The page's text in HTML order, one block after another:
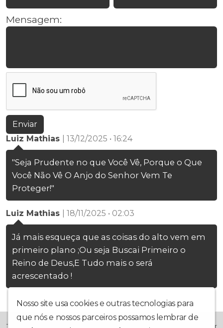
Mensagem:
Enviar
Luiz Mathias
| 13/12/2025 • 16:24
"Seja Prudente no que Você Vê, Porque o Que
Você Não Vê O Anjo do Senhor Vem Te
Proteger!"
Luiz Mathias | 18/11/2025 • 02:03
Já mais esqueça que as coisas do alto vem em
primeiro plano ;Ou seja Buscai Primeiro o
Reino de Deus,E Tudo mais o será
acrescentado !
Nosso site usa cookies e outras tecnologias para
que nós e nossos parceiros possamos lembrar de
TV-HD-MULTICANAL; Estilo Católico Com a Finalidade Evangelizar